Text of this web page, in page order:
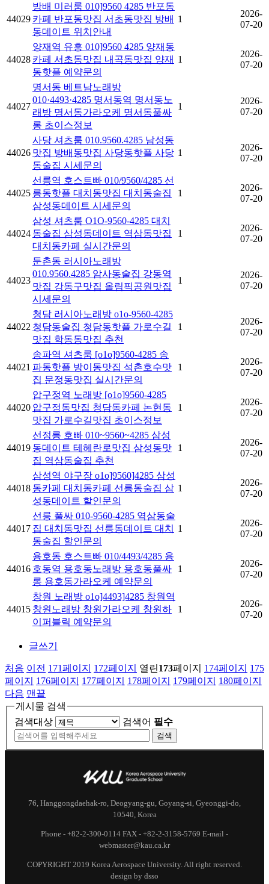
44029
방배 미러룸 010]9560 4285 반포동
카페 반포동맛집 서초동맛집 방배
동데이트 위치안내
1
2026-
07-20
44028
양재역 유흥 010]9560 4285 양재동
카페 서초동맛집 내곡동맛집 양재
동핫플 예약문의
1
2026-
07-20
44027
명서동 베트남노래방
010·4493·4285 명서동역 명서동노
래방 명서동가라오케 명서동풀싸
롱 초이스정보
1
2026-
07-20
44026
사당 셔츠룸 010.9560.4285 남성동
맛집 방배동맛집 사당동핫플 사당
동술집 시세문의
1
2026-
07-20
44025
선릉역 호스트빠 010/9560/4285 선
릉동핫플 대치동맛집 대치동술집
삼성동데이트 시세문의
1
2026-
07-20
44024
삼성 셔츠룸 O1O-9560-4285 대치
동술집 삼성동데이트 역삼동맛집
대치동카페 실시간문의
1
2026-
07-20
44023
둔촌동 러시아노래방
010.9560.4285 암사동술집 강동역
맛집 강동구맛집 올림픽공원맛집
시세문의
1
2026-
07-20
44022
청담 러시아노래방 o1o-9560-4285
청담동술집 청담동핫플 가로수길
맛집 학동동맛집 추천
1
2026-
07-20
44021
송파역 셔츠룸 [o1o]9560-4285 송
파동핫플 방이동맛집 석촌호수맛
집 문정동맛집 실시간문의
1
2026-
07-20
44020
압구정역 노래방 [o1o]9560-4285
압구정동맛집 청담동카페 논현동
맛집 가로수길맛집 초이스정보
1
2026-
07-20
44019
선정릉 호빠 010~9560~4285 삼성
동데이트 테헤란로맛집 삼성동맛
집 역삼동술집 추천
1
2026-
07-20
44018
삼성역 야구장 o1o]9560]4285 삼성
동카페 대치동카페 선릉동술집 삼
성동데이트 할인문의
1
2026-
07-20
44017
선릉 풀싸 010-9560-4285 역삼동술
집 대치동맛집 선릉동데이트 대치
동술집 할인문의
1
2026-
07-20
44016
용호동 호스트빠 010/4493/4285 용
호동역 용호동노래방 용호동풀싸
롱 용호동가라오케 예약문의
1
2026-
07-20
44015
창원 노래방 o1o]4493]4285 창원역
창원노래방 창원가라오케 창원하
이퍼블릭 예약문의
1
2026-
07-20
글쓰기
처음 이전 171페이지 172페이지 열린173페이지 174페이지
175
페이지
176페이지 177페이지 178페이지 179페이지 180페이지
다음 맨끝
게시물 검색
검색대상
검색어 필수
검색
76, Hanggongdaehak-ro, Deogyang-gu, Goyang-si, Gyeonggi-do,
10540, Korea
Phone - +82-2-300-0114 FAX - +82-2-3158-5769 E-mail -
webmaster@kau.ca.kr
COPYRIGHT 2019 Korea Aerospace University. All right reserved.
design by dsso